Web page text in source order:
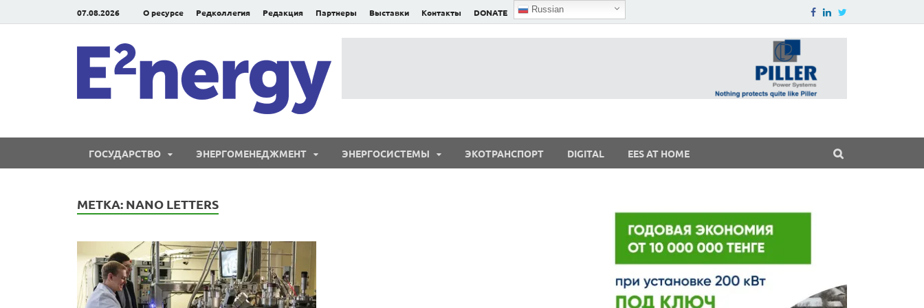
07.08.2026 О ресурсе Редколлегия Редакция Партнеры Выставки Контакты DONATE Russian
ГОСУДАРСТВО ЭНЕРГОМЕНЕДЖМЕНТ ЭНЕРГОСИСТЕМЫ ЭКОТРАНСПОРТ DIGITAL EES AT HOME
МЕТКА: NANO LETTERS